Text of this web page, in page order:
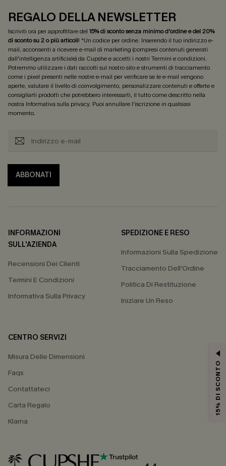
REGALO DELLA NEWSLETTER
Iscriviti ora per approfittare del 15% di sconto senza minimo d'ordine e del 20%
di sconto su 2 o più articoli! *Un codice per ordine. Inserendo il tuo indirizzo e-
mail, acconsenti a ricevere e-mail di marketing (compresi contenuti generati
dall'intelligenza artificiale) da Cupshe e accetti i nostri Termini e condizioni.
Potremmo utilizzare i dati raccolti sul nostro sito e strumenti di tracciamento
come i pixel presenti nelle nostre e-mail per verificare se le e-mail vengono
aperte, valutare il livello di coinvolgimento, personalizzare contenuti e offerte e
consigliarti prodotti che potrebbero interessarti, il tutto come descritto nella
nostra Informativa sulla privacy. Puoi annullare l'iscrizione in qualsiasi
momento.
ABBONATI
INFORMAZIONI
SULL'AZIENDA
Recensioni Dei Clienti
Termini E Condizioni
Informativa Sulla Privacy
SPEDIZIONE E RESO
Informazioni Sulla Spedizione
Tracciamento Dell'Ordine
Politica Di Restituzione
Iniziare Un Reso
CENTRO SERVIZI
Misura Delle Dimensioni
Faqs
Contattateci
Carta Regalo
Klarna
15% DI SCONTO